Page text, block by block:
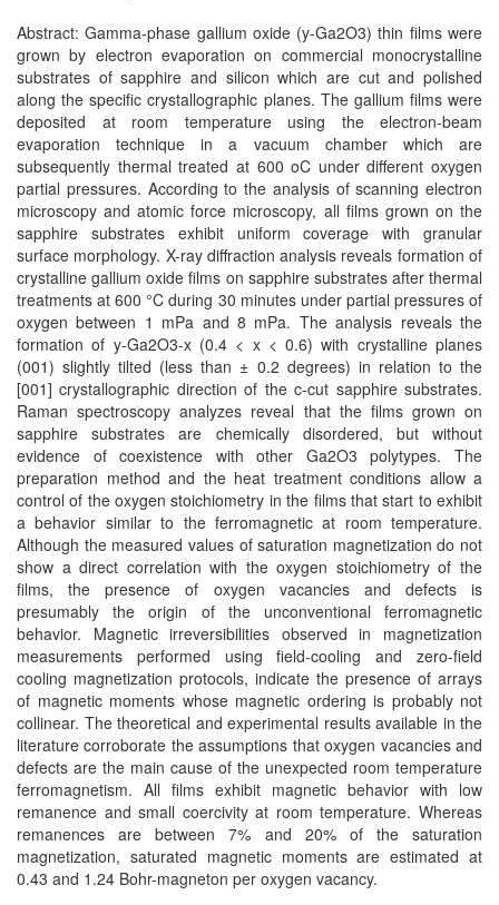
Abstract: Gamma-phase gallium oxide (y-Ga2O3) thin films were
grown by electron evaporation on commercial monocrystalline
substrates of sapphire and silicon which are cut and polished
along the specific crystallographic planes. The gallium films were
deposited at room temperature using the electron-beam
evaporation technique in a vacuum chamber which are
subsequently thermal treated at 600 oC under different oxygen
partial pressures. According to the analysis of scanning electron
microscopy and atomic force microscopy, all films grown on the
sapphire substrates exhibit uniform coverage with granular
surface morphology. X-ray diffraction analysis reveals formation of
crystalline gallium oxide films on sapphire substrates after thermal
treatments at 600 °C during 30 minutes under partial pressures of
oxygen between 1 mPa and 8 mPa. The analysis reveals the
formation of y-Ga2O3-x (0.4 < x < 0.6) with crystalline planes
(001) slightly tilted (less than ± 0.2 degrees) in relation to the
[001] crystallographic direction of the c-cut sapphire substrates.
Raman spectroscopy analyzes reveal that the films grown on
sapphire substrates are chemically disordered, but without
evidence of coexistence with other Ga2O3 polytypes. The
preparation method and the heat treatment conditions allow a
control of the oxygen stoichiometry in the films that start to exhibit
a behavior similar to the ferromagnetic at room temperature.
Although the measured values of saturation magnetization do not
show a direct correlation with the oxygen stoichiometry of the
films, the presence of oxygen vacancies and defects is
presumably the origin of the unconventional ferromagnetic
behavior. Magnetic irreversibilities observed in magnetization
measurements performed using field-cooling and zero-field
cooling magnetization protocols, indicate the presence of arrays
of magnetic moments whose magnetic ordering is probably not
collinear. The theoretical and experimental results available in the
literature corroborate the assumptions that oxygen vacancies and
defects are the main cause of the unexpected room temperature
ferromagnetism. All films exhibit magnetic behavior with low
remanence and small coercivity at room temperature. Whereas
remanences are between 7% and 20% of the saturation
magnetization, saturated magnetic moments are estimated at
0.43 and 1.24 Bohr-magneton per oxygen vacancy.